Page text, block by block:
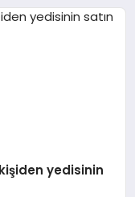
yedisinin